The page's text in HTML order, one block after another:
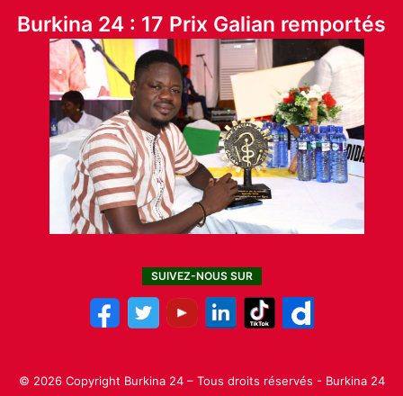
Burkina 24 : 17 Prix Galian remportés
SUIVEZ-NOUS SUR
© 2026 Copyright Burkina 24 – Tous droits réservés - Burkina 24